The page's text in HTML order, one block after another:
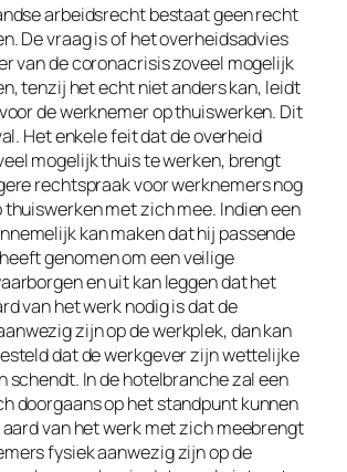
arbeidsrecht bestaat geen recht
De vraag is of het overheidsadvies
van de coronacrisis zoveel mogelijk
tenzij het echt niet anders kan, leidt
de werknemer op thuiswerken. Dit
Het enkele feit dat de overheid
mogelijk thuis te werken, brengt
rechtspraak voor werknemers nog
met zich mee. Indien een
kan maken dat hij passende
genomen om een veilige
en uit kan leggen dat het
van het werk nodig is dat de
zijn op de werkplek, dan kan
dat de werkgever zijn wettelijke
schendt. In de hotelbranche zal een
doorgaans op het standpunt kunnen
van het werk met zich meebrengt
fysiek aanwezig zijn op de